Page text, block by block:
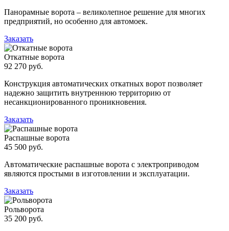
Панорамные ворота – великолепное решение для многих
предприятий, но особенно для автомоек.
Заказать
Откатные ворота
92 270 руб.
Конструкция автоматических откатных ворот позволяет
надежно защитить внутреннюю территорию от
несанкционированного проникновения.
Заказать
Распашные ворота
45 500 руб.
Автоматические распашные ворота с электроприводом
являются простыми в изготовлении и эксплуатации.
Заказать
Рольворота
35 200 руб.